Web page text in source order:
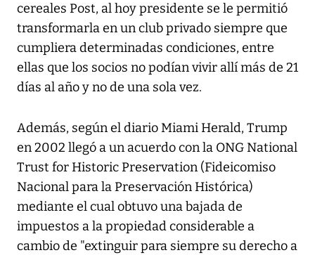
cereales Post, al hoy presidente se le permitió
transformarla en un club privado siempre que
cumpliera determinadas condiciones, entre
ellas que los socios no podían vivir allí más de 21
días al año y no de una sola vez.
Además, según el diario Miami Herald, Trump
en 2002 llegó a un acuerdo con la ONG National
Trust for Historic Preservation (Fideicomiso
Nacional para la Preservación Histórica)
mediante el cual obtuvo una bajada de
impuestos a la propiedad considerable a
cambio de "extinguir para siempre su derecho a